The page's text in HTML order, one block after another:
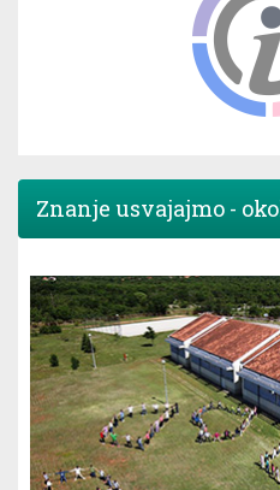
Znanje usvajajmo -